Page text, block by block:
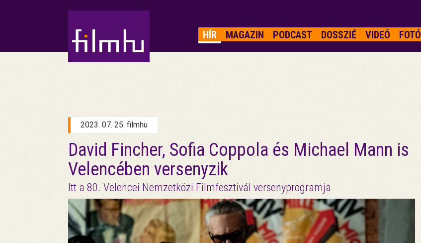
HÍR MAGAZIN PODCAST DOSSZIÉ VIDEÓ FOTÓ
2023. 07. 25. filmhu
David Fincher, Sofia Coppola és Michael Mann is
Velencében versenyzik
Itt a 80. Velencei Nemzetközi Filmfesztivál versenyprogramja